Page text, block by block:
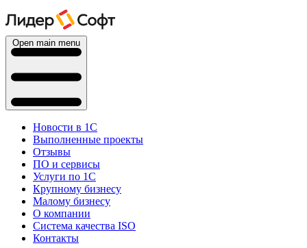
Open main menu
Новости в 1С
Выполненные проекты
Отзывы
ПО и сервисы
Услуги по 1С
Крупному бизнесу
Малому бизнесу
О компании
Система качества ISO
Контакты